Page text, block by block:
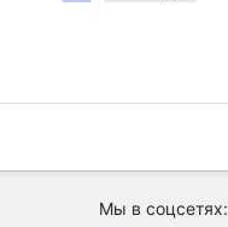
Мы в соцсетях: